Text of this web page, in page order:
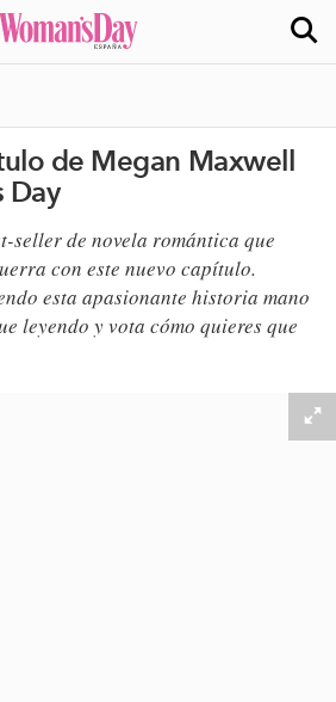
de Megan Maxwell
Day
seller de novela romántica que
con este nuevo capítulo.
esta apasionante historia mano
leyendo y vota cómo quieres que